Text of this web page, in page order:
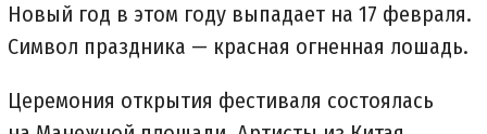
Новый год в этом году выпадает на 17 февраля.
Символ праздника — красная огненная лошадь.
Церемония открытия фестиваля состоялась